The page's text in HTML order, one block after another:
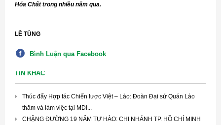
Hóa Chất trong nhiều năm qua.
LÊ TÙNG
Bình Luận qua Facebook
TIN KHÁC
Thúc đẩy Hợp tác Chiến lược Việt – Lào: Đoàn Đại sứ Quán Lào
thăm và làm việc tại MDI...
CHẶNG ĐƯỜNG 19 NĂM TỰ HÀO: CHI NHÁNH TP. HỒ CHÍ MINH